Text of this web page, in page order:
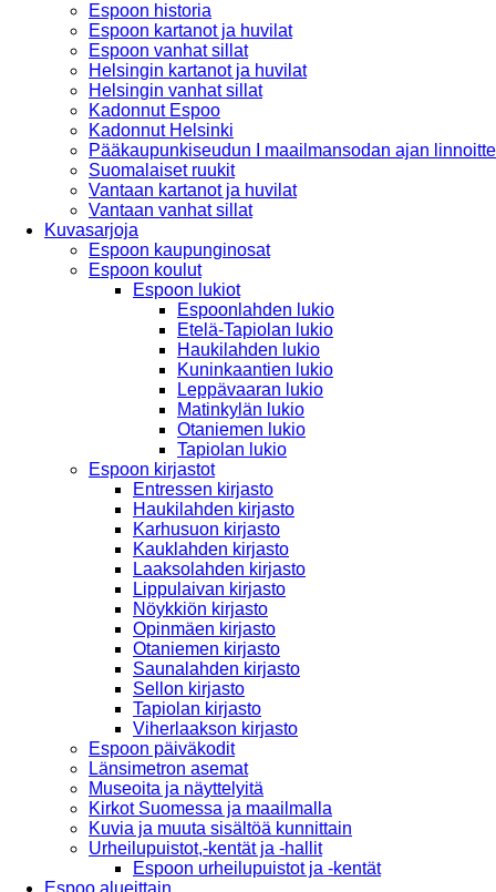
Espoon historia
Espoon kartanot ja huvilat
Espoon vanhat sillat
Helsingin kartanot ja huvilat
Helsingin vanhat sillat
Kadonnut Espoo
Kadonnut Helsinki
Pääkaupunkiseudun I maailmansodan ajan
Suomalaiset ruukit
Vantaan kartanot ja huvilat
Vantaan vanhat sillat
Kuvasarjoja
Espoon kaupunginosat
Espoon koulut
Espoon lukiot
Espoonlahden lukio
Etelä-Tapiolan lukio
Haukilahden lukio
Kuninkaantien lukio
Leppävaaran lukio
Matinkylän lukio
Otaniemen lukio
Tapiolan lukio
Espoon kirjastot
Entressen kirjasto
Haukilahden kirjasto
Karhusuon kirjasto
Kauklahden kirjasto
Laaksolahden kirjasto
Lippulaivan kirjasto
Nöykkiön kirjasto
Opinmäen kirjasto
Otaniemen kirjasto
Saunalahden kirjasto
Sellon kirjasto
Tapiolan kirjasto
Viherlaakson kirjasto
Espoon päiväkodit
Länsimetron asemat
Museoita ja näyttelyitä
Kirkot Suomessa ja maailmalla
Kuvia ja muuta sisältöä kunnittain
Urheilupuistot,-kentät ja -hallit
Espoon urheilupuistot ja -kentät
Espoo alueittain